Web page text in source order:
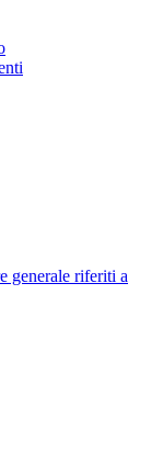
generale riferiti a